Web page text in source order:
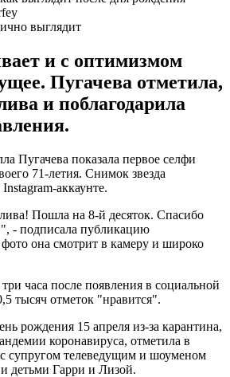
выглядит
и с оптимизмом
Пугачева отметила,
и поблагодарила
Пугачева показала первое селфи
71-летия. Снимок звезда
аккаунте.
Пошла на 8-й десяток. Спасибо
- подписала публикацию
она смотрит в камеру и широко
часа после появления в социальной
тысяч отметок "нравится".
рождения 15 апреля из-за карантина,
коронавируса, отметила в
супругом телеведущим и шоуменом
детьми Гарри и Лизой.